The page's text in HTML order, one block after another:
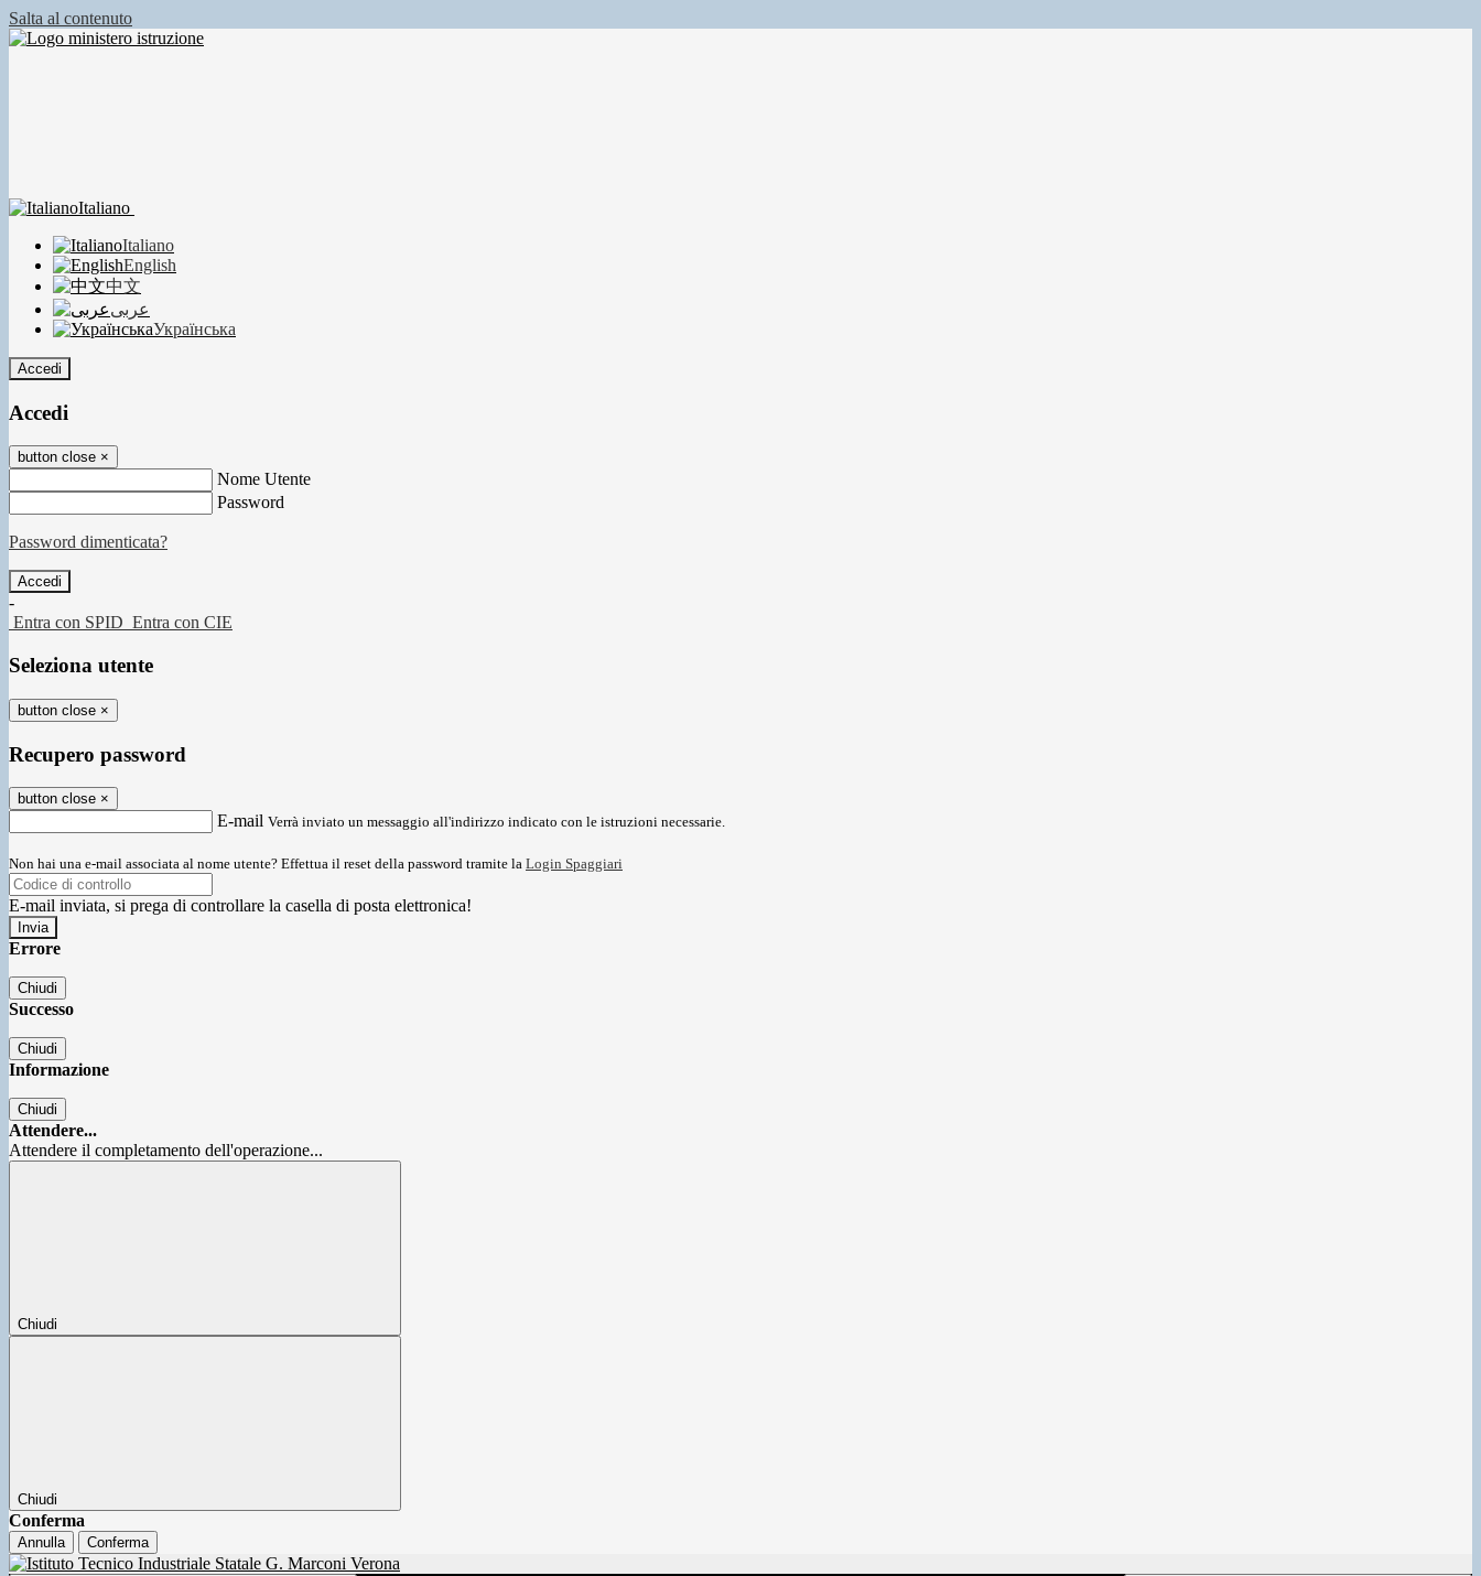
Salta al contenuto
Italiano
Italiano
English
中文
عربى
Українська
Accedi
Accedi
button close ×
Nome Utente
Password
Password dimenticata?
-
Entra con SPID Entra con CIE
Seleziona utente
button close ×
Recupero password
button close ×
E-mail Verrà inviato un messaggio all'indirizzo indicato con le istruzioni necessarie.
Non hai una e-mail associata al nome utente? Effettua il reset della password tramite la Login Spaggiari
E-mail inviata, si prega di controllare la casella di posta elettronica!
Errore
Chiudi
Successo
Chiudi
Informazione
Chiudi
Attendere...
Attendere il completamento dell'operazione...
Chiudi
Chiudi
Conferma
Annulla Conferma